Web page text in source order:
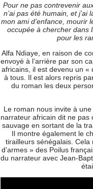
Pour ne pas contrevenir
n’ai pas été humain, et
mon ami d’enfance, mourir
occupée à chercher dans
pour les
Alfa Ndiaye, en raison de
envoyé à l’arrière par son
africains, il est devenu un «
à tous. Il est alors repris
du roman les deux
Le roman nous invite à
narrateur africain dit ne
sauvage en sortant de la
Il montre également le
tirailleurs sénégalais.
d’armes » des Poilus
du narrateur avec Jean-